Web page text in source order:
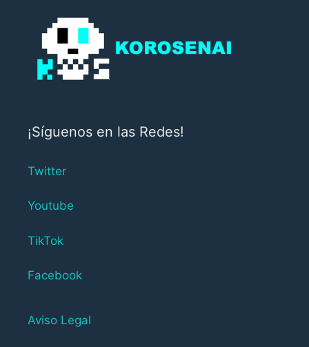
¡Síguenos en las Redes!
Twitter
Youtube
TikTok
Facebook
Aviso Legal